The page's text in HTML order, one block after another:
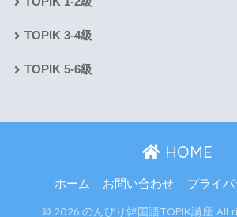
TOPIK 3-4級
TOPIK 5-6級
HOME
ホーム お問い合わせ プライ
© 2026 のんびり韓国語TOPIK講座 All